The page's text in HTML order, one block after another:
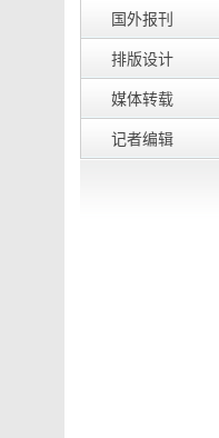
国外报刊
排版设计
媒体转载
记者编辑